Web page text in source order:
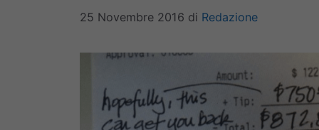
25 Novembre 2016 di Redazione